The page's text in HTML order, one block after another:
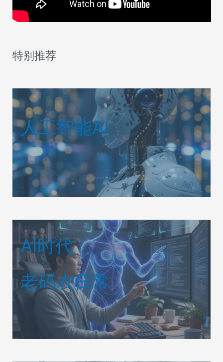
特别推荐
人工智能AI
AI时代
老码农日常